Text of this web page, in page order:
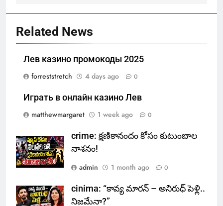
Related News
Лев казино промокоды 2025
forreststretch
4 days ago 0
Играть в онлайн казино Лев
matthewmargaret
1 week ago 0
crime: క్షణికానందం కోసం కుటుంబాల
నాశనం!
admin
1 month ago 0
cinima: “కావ్య మారన్ – అనిరుధ్ పెళ్లి..
నిజమేనా?”